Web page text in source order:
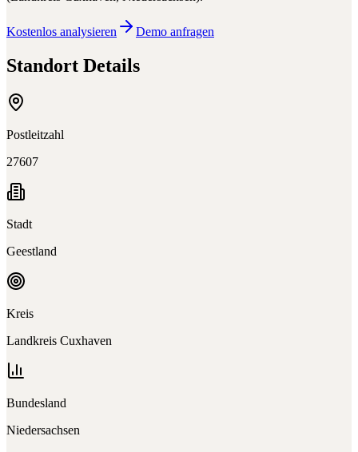
Kostenlos analysieren Demo anfragen
Standort Details
Postleitzahl
27607
Stadt
Geestland
Kreis
Landkreis Cuxhaven
Bundesland
Niedersachsen